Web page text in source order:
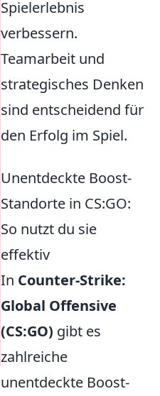
Spielerlebnis
verbessern.
Teamarbeit und
strategisches Denken
sind entscheidend für
den Erfolg im Spiel.
Unentdeckte Boost-
Standorte in CS:GO:
So nutzt du sie
effektiv
In Counter-Strike:
Global Offensive
(CS:GO) gibt es
zahlreiche
unentdeckte Boost-